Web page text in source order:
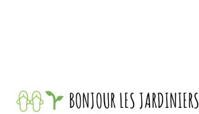
BONJOUR LES JARDINIERS